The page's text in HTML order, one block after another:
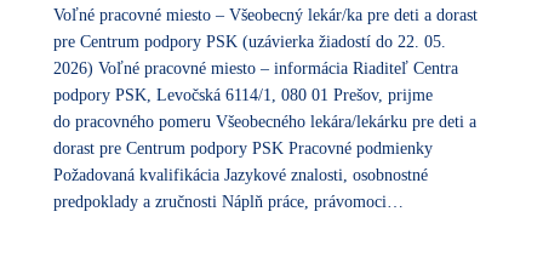
Voľné pracovné miesto – Všeobecný lekár/ka pre deti a dorast
pre Centrum podpory PSK (uzávierka žiadostí do 22. 05.
2026) Voľné pracovné miesto – informácia Riaditeľ Centra
podpory PSK, Levočská 6114/1, 080 01 Prešov, prijme
do pracovného pomeru Všeobecného lekára/lekárku pre deti a
dorast pre Centrum podpory PSK Pracovné podmienky
Požadovaná kvalifikácia Jazykové znalosti, osobnostné
predpoklady a zručnosti Náplň práce, právomoci…